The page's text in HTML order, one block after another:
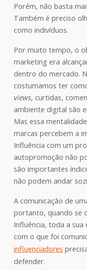
Porém, não basta
Também é preciso
como indivíduos.
Por muito tempo, o
marketing era
dentro do mercado.
costumamos ter
views, curtidas,
ambiente digital são
Mas essa
marcas percebem a
Influência com um
autopromoção não
são importantes
não podem andar
A comunicação de
portanto, quando se
Influência, toda a
com o que foi
influenciadores
defender.